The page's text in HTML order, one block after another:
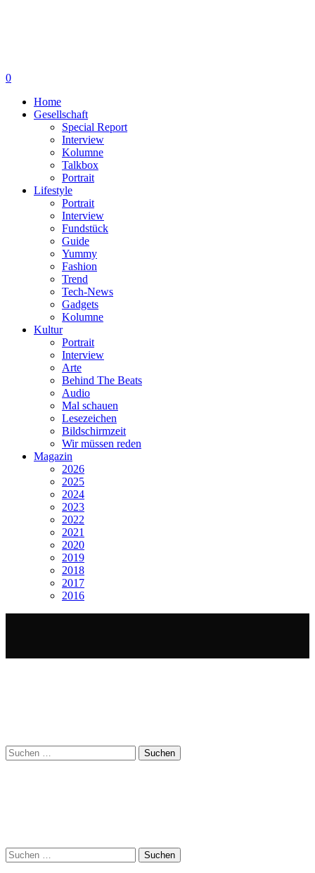
0
Home
Gesellschaft
Special Report
Interview
Kolumne
Talkbox
Portrait
Lifestyle
Portrait
Interview
Fundstück
Guide
Yummy
Fashion
Trend
Tech-News
Gadgets
Kolumne
Kultur
Portrait
Interview
Arte
Behind The Beats
Audio
Mal schauen
Lesezeichen
Bildschirmzeit
Wir müssen reden
Magazin
2026
2025
2024
2023
2022
2021
2020
2019
2018
2017
2016
Suchen
nach:
Suchen
nach: